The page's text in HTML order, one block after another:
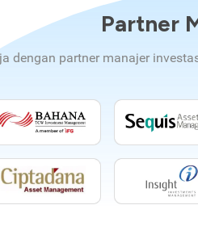
Partner
dengan partner manajer